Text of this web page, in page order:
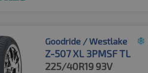
Goodride / Westlake
Z-507 XL 3PMSF TL
225/40R19 93V